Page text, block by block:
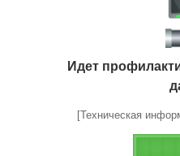
Идет
[Техническая